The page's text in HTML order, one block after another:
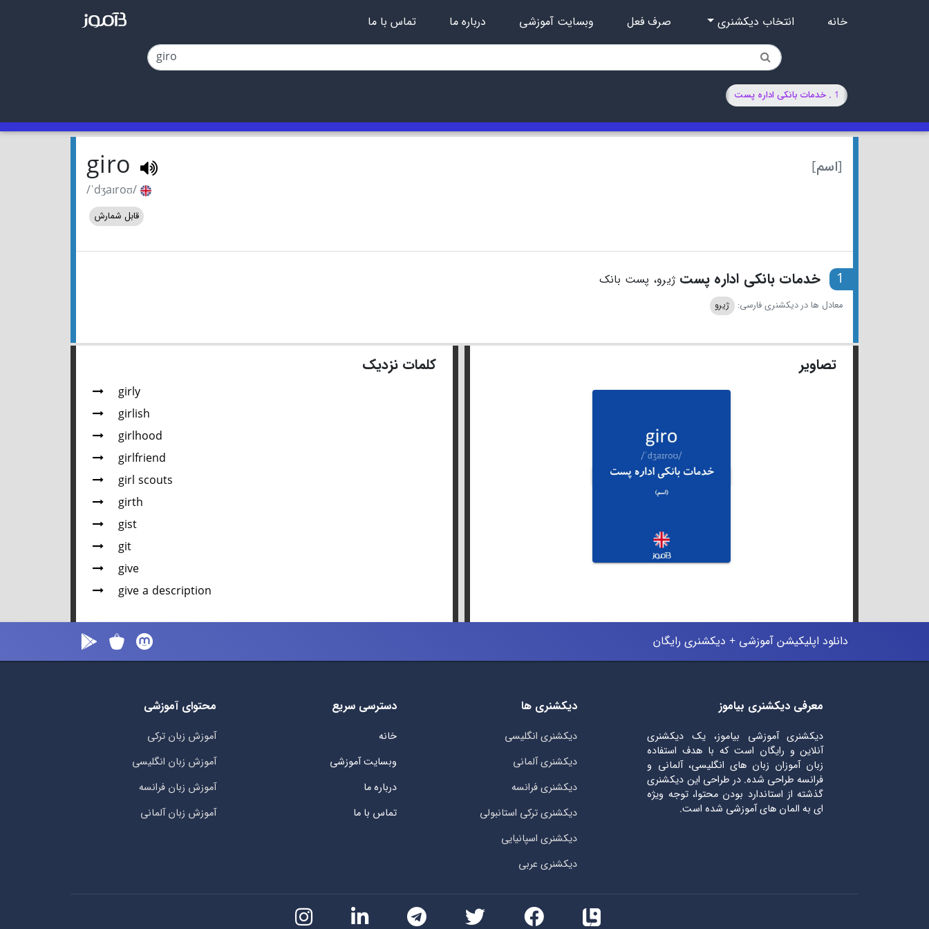
خانه انتخاب دیکشنری صرف فعل وبسایت آموزشی درباره ما تماس با ما
1 . خدمات بانکی اداره پست
[اسم] giro
/ˈdʒaɪroʊ/
قابل شمارش
1 خدمات بانکی اداره پست ژیرو، پست بانک
معادل ها در دیکشنری فارسی: ژیرو
تصاویر کلمات نزدیک
girly
girlish
girlhood
girlfriend
girl scouts
girth
gist
git
give
give a description
دانلود اپلیکیشن آموزشی + دیکشنری رایگان
معرفی دیکشنری بیاموز
دیکشنری آموزشی بیاموز، یک دیکشنری
آنلاین و رایگان است که با هدف استفاده
زبان آموزان زبان های انگلیسی، آلمانی و
فرانسه طراحی شده. در طراحی این دیکشنری
گذشته از استاندارد بودن محتوا، توجه ویژه
ای به المان های آموزشی شده است.
دیکشنری ها
دیکشنری انگلیسی
دیکشنری آلمانی
دیکشنری فرانسه
دیکشنری ترکی استانبولی
دیکشنری اسپانیایی
دیکشنری عربی
دسترسی سریع
خانه
وبسایت آموزشی
درباره ما
تماس با ما
محتوای آموزشی
آموزش زبان ترکی
آموزش زبان انگلیسی
آموزش زبان فرانسه
آموزش زبان آلمانی